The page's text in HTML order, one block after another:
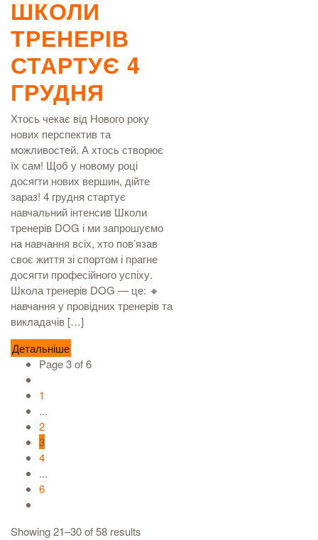
ШКОЛИ
ТРЕНЕРІВ
СТАРТУЄ 4
ГРУДНЯ
Хтось чекає від Нового року
нових перспектив та
можливостей. А хтось створює
їх сам! Щоб у новому році
досягти нових вершин, дійте
зараз! 4 грудня стартує
навчальний інтенсив Школи
тренерів DOG і ми запрошуємо
на навчання всіх, хто пов’язав
своє життя зі спортом і прагне
досягти професійного успіху.
Школа тренерів DOG — це: 🔸
навчання у провідних тренерів та
викладачів […]
Детальніше
Page 3 of 6
1
...
2
3
4
...
6
Showing 21–30 of 58 results